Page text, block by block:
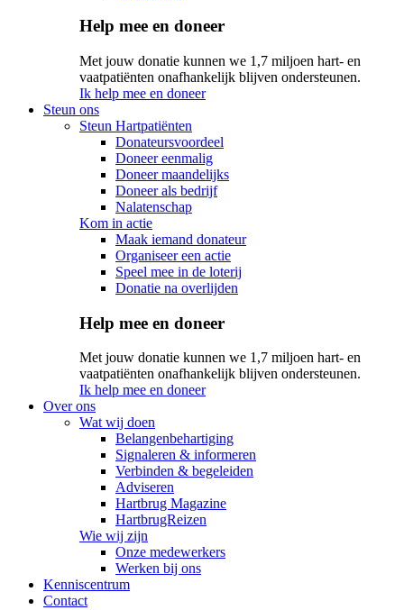
Help mee en doneer
Met jouw donatie kunnen we 1,7 miljoen hart- en
vaatpatiënten onafhankelijk blijven ondersteunen.
Ik help mee en doneer
Steun ons
Steun Hartpatiënten
Donateursvoordeel
Doneer eenmalig
Doneer maandelijks
Doneer als bedrijf
Nalatenschap
Kom in actie
Maak iemand donateur
Organiseer een actie
Speel mee in de loterij
Donatie na overlijden
Help mee en doneer
Met jouw donatie kunnen we 1,7 miljoen hart- en
vaatpatiënten onafhankelijk blijven ondersteunen.
Ik help mee en doneer
Over ons
Wat wij doen
Belangenbehartiging
Signaleren & informeren
Verbinden & begeleiden
Adviseren
Hartbrug Magazine
HartbrugReizen
Wie wij zijn
Onze medewerkers
Werken bij ons
Kenniscentrum
Contact